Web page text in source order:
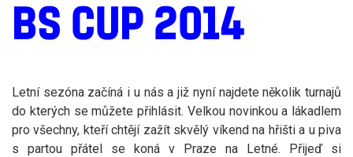
BS CUP 2014
Letní sezóna začíná i u nás a již nyní najdete několik turnajů
do kterých se můžete přihlásit. Velkou novinkou a lákadlem
pro všechny, kteří chtějí zažít skvělý víkend na hřišti a u piva
s partou přátel se koná v Praze na Letné. Přijeď si